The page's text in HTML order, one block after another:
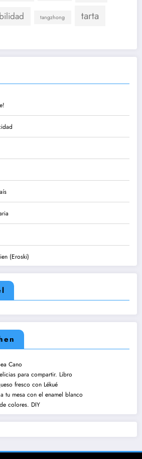
tangzhong tarta
(Eroski)
Cano
para compartir. Libro
fresco con Lékué
tu mesa con el enamel blanco
colores. DIY